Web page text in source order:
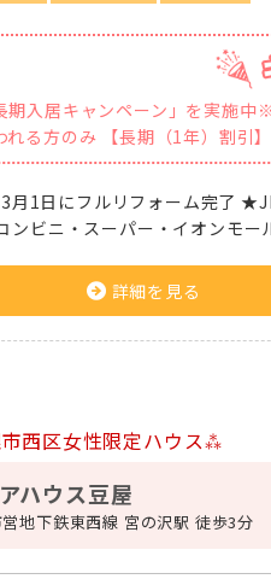
入居キャンペーン」を実施中
れる方のみ 【長期（1年）割引
月1日にフルリフォーム完了
ンビニ・スーパー・イオンモ
詳細を見る
西区女性限定ハウス⁂
ハウス豆屋
地下鉄東西線 宮の沢駅 徒歩3分